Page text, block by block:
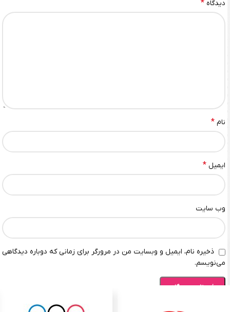
دیدگاه *
نام *
ایمیل *
وب‌ سایت
ذخیره نام، ایمیل و وبسایت من در مرورگر برای زمانی که دوباره دیدگاهی
می‌نویسم.